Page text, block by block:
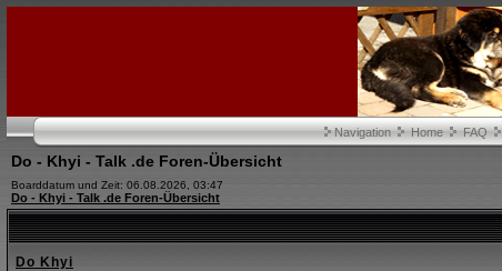
Navigation Home FAQ
Do - Khyi - Talk .de Foren-Übersicht
Boarddatum und Zeit: 06.08.2026, 03:47
Do - Khyi - Talk .de Foren-Übersicht
Do Khyi